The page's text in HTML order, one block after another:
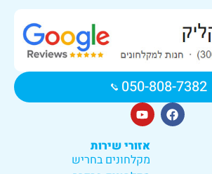
אזורי שירות
מקלחונים בחריש
050-808-7382